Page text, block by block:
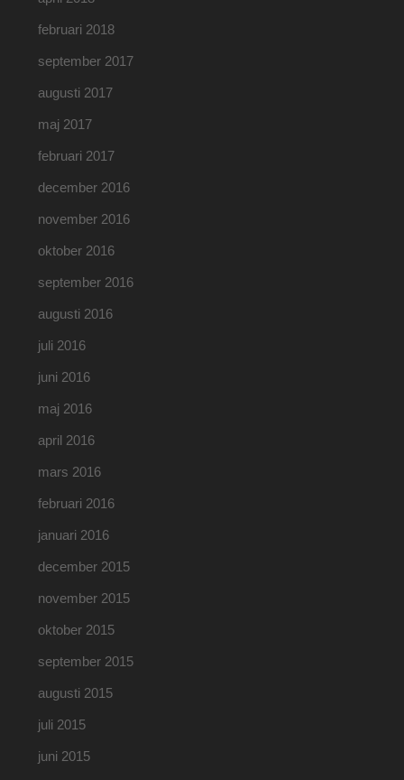
februari 2018
september 2017
augusti 2017
maj 2017
februari 2017
december 2016
november 2016
oktober 2016
september 2016
augusti 2016
juli 2016
juni 2016
maj 2016
april 2016
mars 2016
februari 2016
januari 2016
december 2015
november 2015
oktober 2015
september 2015
augusti 2015
juli 2015
juni 2015